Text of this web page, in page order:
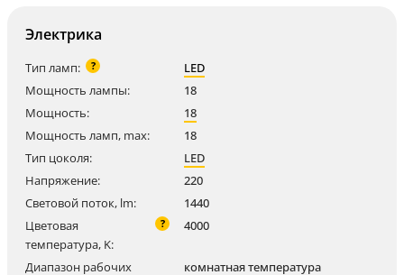
Электрика
Тип ламп: ?
LED
Мощность лампы:
18
Мощность:
18
Мощность ламп, max:
18
Тип цоколя:
LED
Напряжение:
220
Световой поток, lm:
1440
Цветовая
температура, K:
? 4000
Диапазон рабочих
комнатная температура